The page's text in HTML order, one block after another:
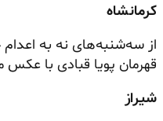
کرمانشاه
از سه‌شنبه‌های نه به
قهرمان پویا قبادی با
شیراز